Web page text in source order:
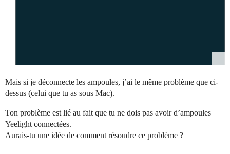
Mais si je déconnecte les ampoules, j’ai le même problème que ci-
dessus (celui que tu as sous Mac).
Ton problème est lié au fait que tu ne dois pas avoir d’ampoules
Yeelight connectées.
Aurais-tu une idée de comment résoudre ce problème ?